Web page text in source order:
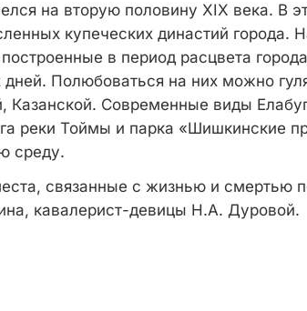
на вторую половину XIX века. В
купеческих династий города.
в период расцвета
дней. Полюбоваться на них можно
Казанской. Современные виды
реки Тоймы и парка «Шишкинские
среду.
связанные с жизнью и смертью
кавалерист-девицы Н.А. Дуровой.